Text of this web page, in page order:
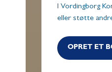
I Vordingborg
eller støtte
OPRET ET